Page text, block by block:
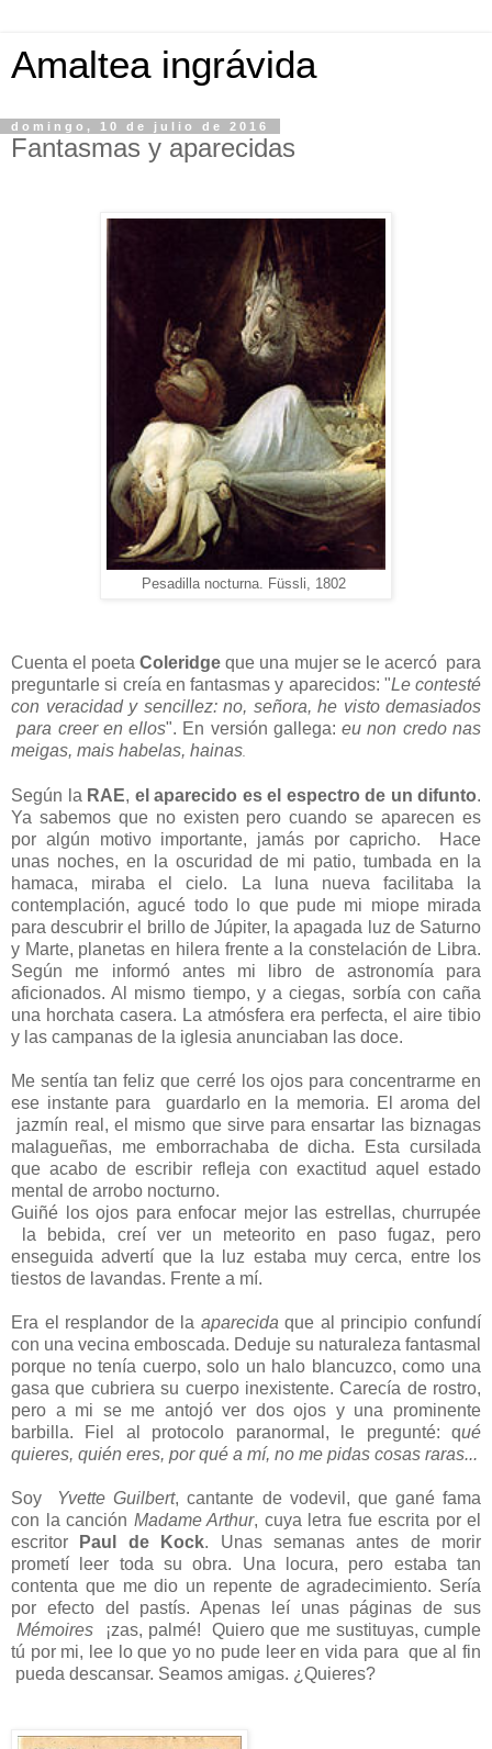
Amaltea ingrávida
domingo, 10 de julio de 2016
Fantasmas y aparecidas
Pesadilla nocturna. Füssli, 1802
Cuenta el poetaColeridge que una mujer se le acercó para
preguntarle si creía en fantasmas y aparecidos: "Le contesté
con veracidad y sencillez: no, señora, he visto demasiados
para creer en ellos". En versión gallega:eu non credo nas
meigas, mais habelas, hainas
Según la RAE, el aparecido es el espectro de un difunto.
Ya sabemos que no existen pero cuando se aparecen es
por algún motivo importante, jamás por capricho. Hace
unas noches, en la oscuridad de mi patio, tumbada en la
hamaca, miraba el cielo. La luna nueva facilitaba la
contemplación, agucé todo lo que pude mi miope mirada
para descubrir el brillo de Júpiter, la apagada luz de Saturno
y Marte, planetas en hilera frente a la constelación de Libra.
Según me informó antes mi libro de astronomía para
aficionados. Al mismo tiempo, y a ciegas, sorbía con caña
una horchata casera. La atmósfera era perfecta, el aire tibio
y las campanas de la iglesia anunciaban las doce.
Me sentía tan feliz que cerré los ojos para concentrarme en
ese instante para guardarlo en la memoria. El aroma del
jazmín real, el mismo que sirve para ensartar las biznagas
malagueñas, me emborrachaba de dicha. Esta cursilada
que acabo de escribir refleja con exactitud aquel estado
mental de arrobo nocturno.
Guiñé los ojos para enfocar mejor las estrellas, churrupée
la bebida, creí ver un meteorito en paso fugaz, pero
enseguida advertí que la luz estaba muy cerca, entre los
tiestos de lavandas. Frente a mí.
Era el resplandor de la aparecida que al principio confundí
con una vecina emboscada. Deduje su naturaleza fantasmal
porque no tenía cuerpo, solo un halo blancuzco, como una
gasa que cubriera su cuerpo inexistente. Carecía de rostro,
pero a mi se me antojó ver dos ojos y una prominente
barbilla. Fiel al protocolo paranormal, le pregunté: qué
quieres, quién eres, por qué a mí, no me pidas cosas raras...
Soy Yvette Guilbert, cantante de vodevil, que gané fama
con la canción Madame Arthur, cuya letra fue escrita por el
escritor
Paul de Kock. Unas semanas antes de morir
prometí leer toda su obra. Una locura, pero estaba tan
contenta que me dio un repente de agradecimiento. Sería
por efecto del pastís. Apenas leí unas páginas de sus
Mémoires
¡zas, palmé! Quiero que me sustituyas, cumple
tú por mi, lee lo que yo no pude leer en vida para que al fin
pueda descansar. Seamos amigas. ¿Quieres?